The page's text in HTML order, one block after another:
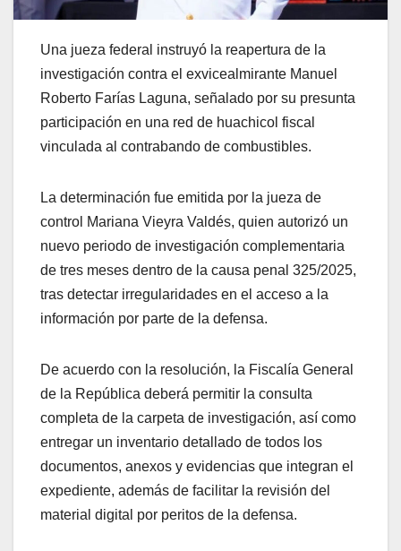
Una jueza federal instruyó la reapertura de la
investigación contra el exvicealmirante Manuel
Roberto Farías Laguna, señalado por su presunta
participación en una red de huachicol fiscal
vinculada al contrabando de combustibles.
La determinación fue emitida por la jueza de
control Mariana Vieyra Valdés, quien autorizó un
nuevo periodo de investigación complementaria
de tres meses dentro de la causa penal 325/2025,
tras detectar irregularidades en el acceso a la
información por parte de la defensa.
De acuerdo con la resolución, la Fiscalía General
de la República deberá permitir la consulta
completa de la carpeta de investigación, así como
entregar un inventario detallado de todos los
documentos, anexos y evidencias que integran el
expediente, además de facilitar la revisión del
material digital por peritos de la defensa.